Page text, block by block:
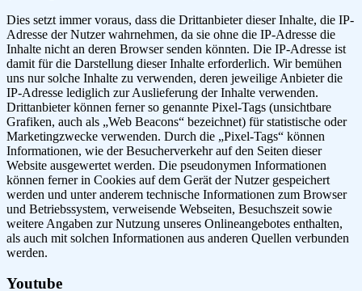
Dies setzt immer voraus, dass die Drittanbieter dieser Inhalte, die IP-
Adresse der Nutzer wahrnehmen, da sie ohne die IP-Adresse die
Inhalte nicht an deren Browser senden könnten. Die IP-Adresse ist
damit für die Darstellung dieser Inhalte erforderlich. Wir bemühen
uns nur solche Inhalte zu verwenden, deren jeweilige Anbieter die
IP-Adresse lediglich zur Auslieferung der Inhalte verwenden.
Drittanbieter können ferner so genannte Pixel-Tags (unsichtbare
Grafiken, auch als „Web Beacons“ bezeichnet) für statistische oder
Marketingzwecke verwenden. Durch die „Pixel-Tags“ können
Informationen, wie der Besucherverkehr auf den Seiten dieser
Website ausgewertet werden. Die pseudonymen Informationen
können ferner in Cookies auf dem Gerät der Nutzer gespeichert
werden und unter anderem technische Informationen zum Browser
und Betriebssystem, verweisende Webseiten, Besuchszeit sowie
weitere Angaben zur Nutzung unseres Onlineangebotes enthalten,
als auch mit solchen Informationen aus anderen Quellen verbunden
werden.
Youtube